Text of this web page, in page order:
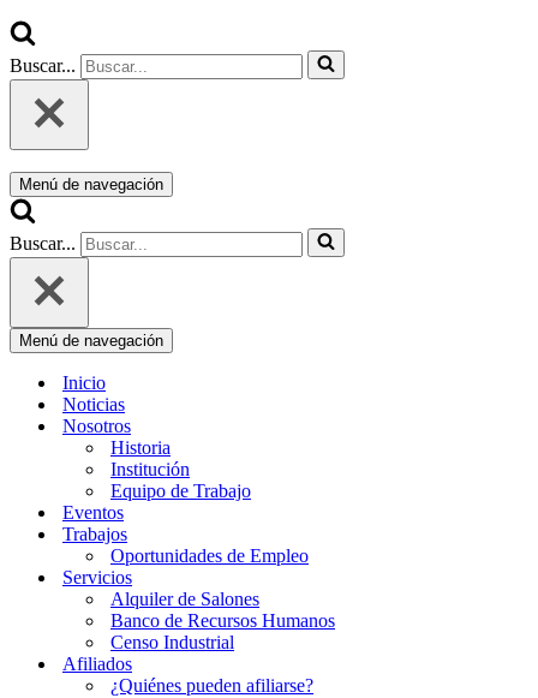
Buscar...
Menú de navegación
Buscar...
Menú de navegación
Inicio
Noticias
Nosotros
Historia
Institución
Equipo de Trabajo
Eventos
Trabajos
Oportunidades de Empleo
Servicios
Alquiler de Salones
Banco de Recursos Humanos
Censo Industrial
Afiliados
¿Quiénes pueden afiliarse?